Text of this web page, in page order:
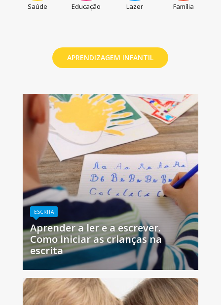
Saúde Educação Lazer Família
APRENDIZAGEM INFANTIL
ESCRITA
Aprender a ler e a escrever.
Como iniciar as crianças na
escrita